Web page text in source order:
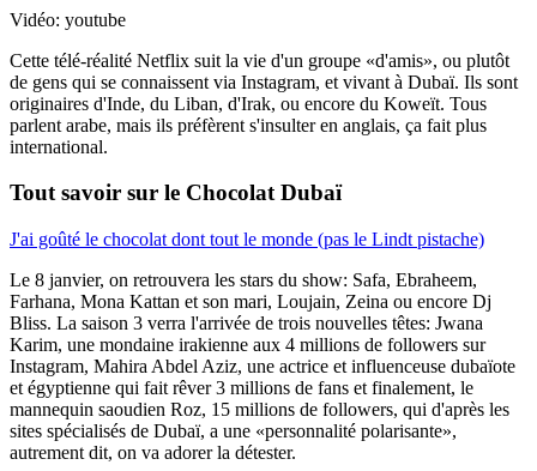
Vidéo: youtube
Cette télé-réalité Netflix suit la vie d'un groupe «d'amis», ou plutôt
de gens qui se connaissent via Instagram, et vivant à Dubaï. Ils sont
originaires d'Inde, du Liban, d'Irak, ou encore du Koweït. Tous
parlent arabe, mais ils préfèrent s'insulter en anglais, ça fait plus
international.
Tout savoir sur le Chocolat Dubaï
J'ai goûté le chocolat dont tout le monde (pas le Lindt pistache)
Le 8 janvier, on retrouvera les stars du show: Safa, Ebraheem,
Farhana, Mona Kattan et son mari, Loujain, Zeina ou encore Dj
Bliss. La saison 3 verra l'arrivée de trois nouvelles têtes: Jwana
Karim, une mondaine irakienne aux 4 millions de followers sur
Instagram, Mahira Abdel Aziz, une actrice et influenceuse dubaïote
et égyptienne qui fait rêver 3 millions de fans et finalement, le
mannequin saoudien Roz, 15 millions de followers, qui d'après les
sites spécialisés de Dubaï, a une «personnalité polarisante»,
autrement dit, on va adorer la détester.